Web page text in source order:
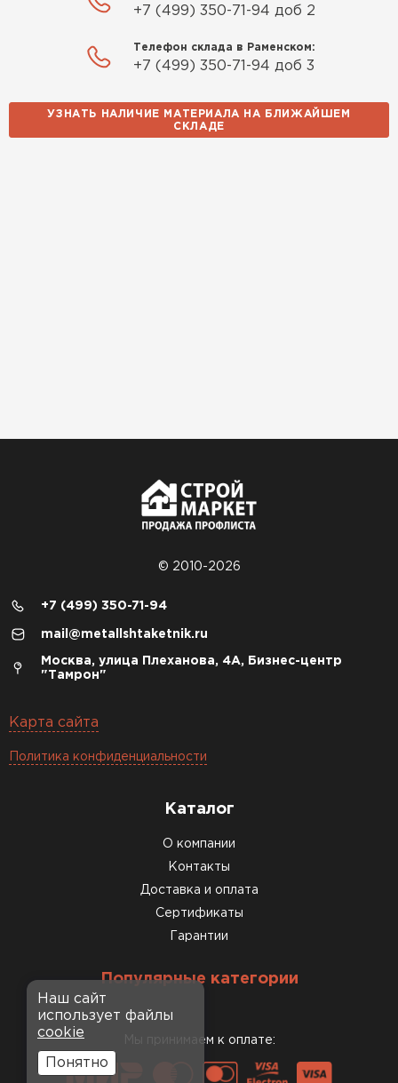
+7 (499) 350-71-94 доб 2
Телефон склада в Раменском:
+7 (499) 350-71-94 доб 3
УЗНАТЬ НАЛИЧИЕ МАТЕРИАЛА НА БЛИЖАЙШЕМ
СКЛАДЕ
© 2010-2026
+7 (499) 350-71-94
mail@metallshtaketnik.ru
Москва, улица Плеханова, 4А, Бизнес-центр
"Тамрон"
Карта сайта
Политика конфиденциальности
Каталог
О компании
Контакты
Доставка и оплата
Сертификаты
Гарантии
Популярные категории
Мы принимаем к оплате:
Наш сайт
использует файлы
cookie
Понятно